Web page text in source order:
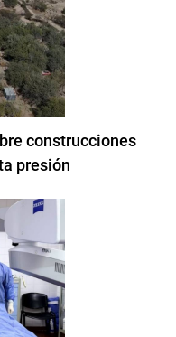
construcciones
presión